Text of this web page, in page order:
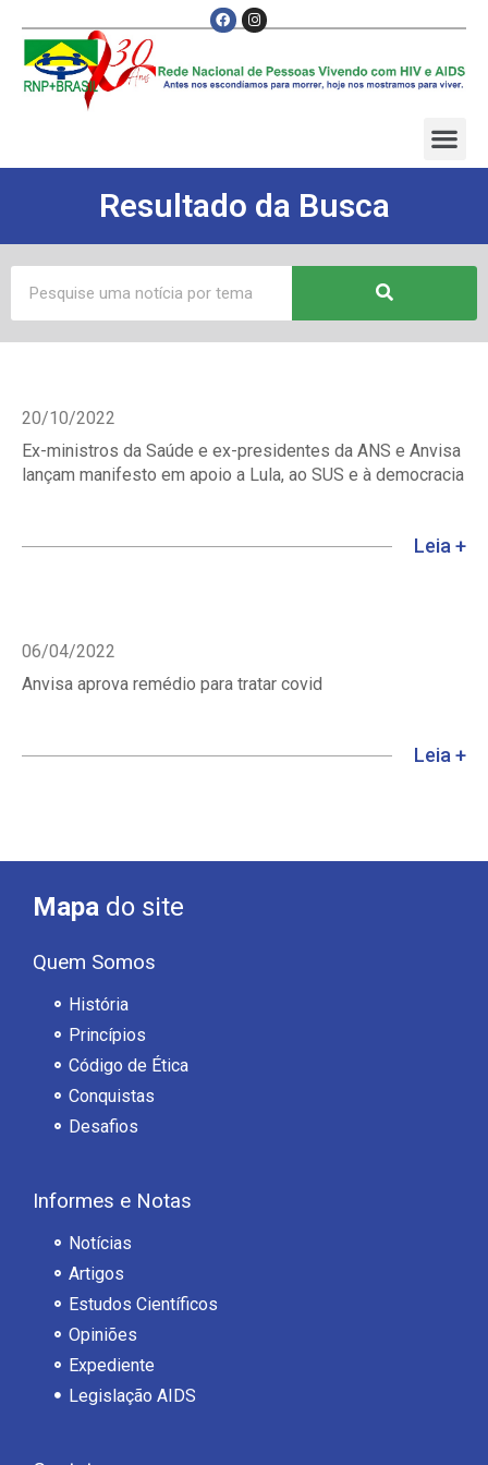
Resultado da Busca
20/10/2022
Ex-ministros da Saúde e ex-presidentes da ANS e Anvisa
lançam manifesto em apoio a Lula, ao SUS e à democracia
Leia +
06/04/2022
Anvisa aprova remédio para tratar covid
Leia +
Mapa do site
Quem Somos
História
Princípios
Código de Ética
Conquistas
Desafios
Informes e Notas
Notícias
Artigos
Estudos Científicos
Opiniões
Expediente
Legislação AIDS